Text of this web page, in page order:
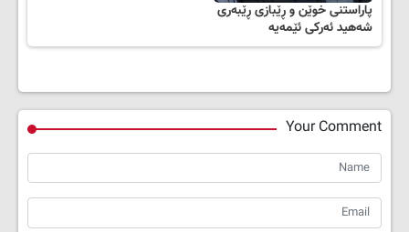
پاراستنی خوێن و ڕێبازی ڕێبەری
شەهید ئەرکی ئێمەیە
Your Comment